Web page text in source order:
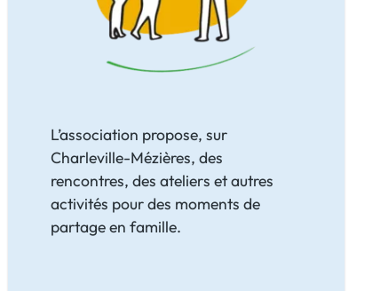
L’association propose, sur
Charleville-Mézières, des
rencontres, des ateliers et autres
activités pour des moments de
partage en famille.